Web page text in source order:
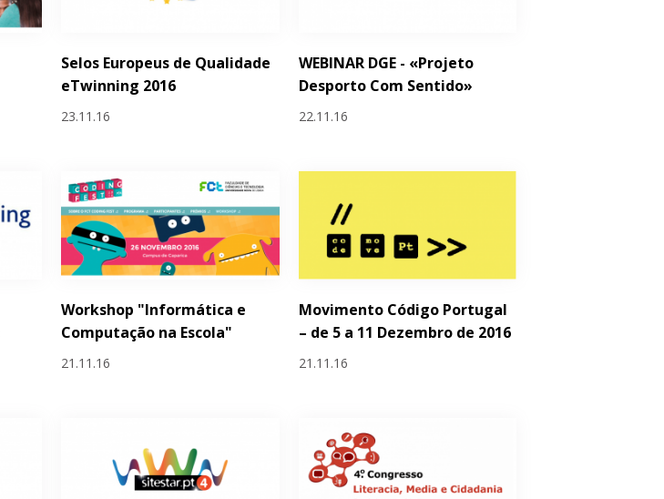
Selos Europeus de Qualidade
eTwinning 2016
23.11.16
WEBINAR DGE - «Projeto
Desporto Com Sentido»
22.11.16
Workshop "Informática e
Computação na Escola"
21.11.16
Movimento Código Portugal
– de 5 a 11 Dezembro de 2016
21.11.16